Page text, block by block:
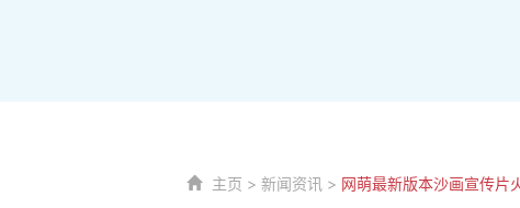
主页 > 新闻资讯 > 网萌最新版本沙画宣传片